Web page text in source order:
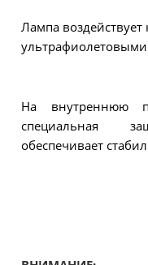
Лампа
На внутреннюю
специальная
обеспечивает